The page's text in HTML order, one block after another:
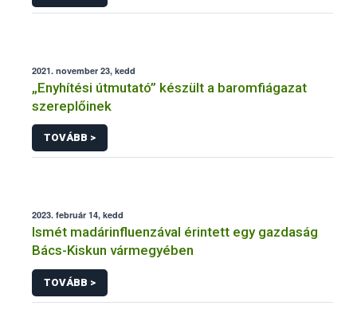
2021. november 23, kedd
„Enyhítési útmutató” készült a baromfiágazat
szereplőinek
TOVÁBB >
2023. február 14, kedd
Ismét madárinfluenzával érintett egy gazdaság
Bács-Kiskun vármegyében
TOVÁBB >